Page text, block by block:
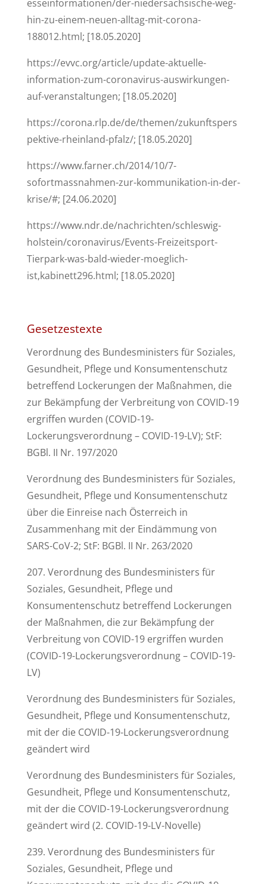
esseinformationen/der-niedersachsische-weg-
hin-zu-einem-neuen-alltag-mit-corona-
188012.html; [18.05.2020]
https://evvc.org/article/update-aktuelle-
information-zum-coronavirus-auswirkungen-
auf-veranstaltungen; [18.05.2020]
https://corona.rlp.de/de/themen/zukunftspers
pektive-rheinland-pfalz/; [18.05.2020]
https://www.farner.ch/2014/10/7-
sofortmassnahmen-zur-kommunikation-in-der-
krise/#; [24.06.2020]
https://www.ndr.de/nachrichten/schleswig-
holstein/coronavirus/Events-Freizeitsport-
Tierpark-was-bald-wieder-moeglich-
ist,kabinett296.html; [18.05.2020]
Gesetzestexte
Verordnung des Bundesministers für Soziales,
Gesundheit, Pflege und Konsumentenschutz
betreffend Lockerungen der Maßnahmen, die
zur Bekämpfung der Verbreitung von COVID-19
ergriffen wurden (COVID-19-
Lockerungsverordnung – COVID-19-LV); StF:
BGBl. II Nr. 197/2020
Verordnung des Bundesministers für Soziales,
Gesundheit, Pflege und Konsumentenschutz
über die Einreise nach Österreich in
Zusammenhang mit der Eindämmung von
SARS-CoV-2; StF: BGBl. II Nr. 263/2020
207. Verordnung des Bundesministers für
Soziales, Gesundheit, Pflege und
Konsumentenschutz betreffend Lockerungen
der Maßnahmen, die zur Bekämpfung der
Verbreitung von COVID-19 ergriffen wurden
(COVID-19-Lockerungsverordnung – COVID-19-
LV)
Verordnung des Bundesministers für Soziales,
Gesundheit, Pflege und Konsumentenschutz,
mit der die COVID-19-Lockerungsverordnung
geändert wird
Verordnung des Bundesministers für Soziales,
Gesundheit, Pflege und Konsumentenschutz,
mit der die COVID-19-Lockerungsverordnung
geändert wird (2. COVID-19-LV-Novelle)
239. Verordnung des Bundesministers für
Soziales, Gesundheit, Pflege und